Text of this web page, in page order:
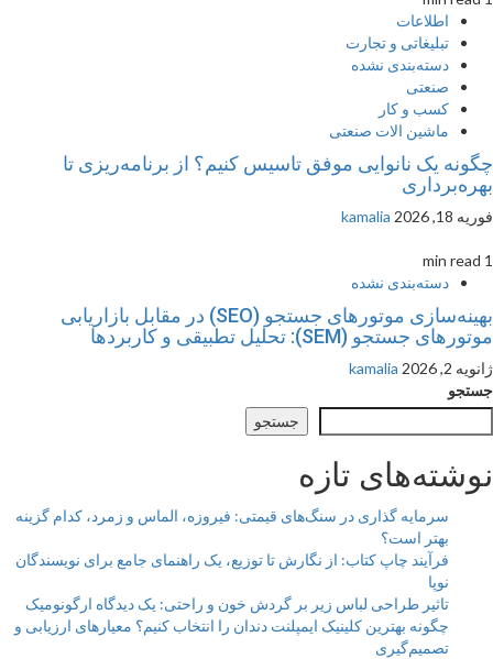
اطلاعات
تبلیغاتی و تجارت
دسته‌بندی نشده
صنعتی
کسب و کار
ماشین الات صنعتی
چگونه یک نانوایی موفق تاسیس کنیم؟ از برنامه‌ریزی تا
بهره‌برداری
فوریه 18, 2026 kamalia
1 min read
دسته‌بندی نشده
بهینه‌سازی موتورهای جستجو (SEO) در مقابل بازاریابی
موتورهای جستجو (SEM): تحلیل تطبیقی و کاربردها
ژانویه 2, 2026
kamalia
جستجو
جستجو
نوشته‌های تازه
سرمایه گذاری در سنگ‌های قیمتی: فیروزه، الماس و زمرد، کدام گزینه
بهتر است؟
فرآیند چاپ کتاب: از نگارش تا توزیع، یک راهنمای جامع برای نویسندگان
نوپا
تاثیر طراحی لباس زیر بر گردش خون و راحتی: یک دیدگاه ارگونومیک
چگونه بهترین کلینیک ایمپلنت دندان را انتخاب کنیم؟ معیارهای ارزیابی و
تصمیم‌گیری